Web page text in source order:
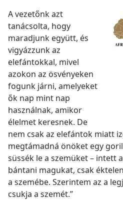
A vezetőnk azt
tanácsolta, hogy
maradjunk együtt, és
vigyázzunk az
elefántokkal, mivel
azokon az ösvényeken
fogunk járni, amelyeket
ők nap mint nap
használnak, amikor
élelmet keresnek. De
nem csak az elefántok miatt
megtámadná önöket egy
süssék le a szemüket – intett
bántani magukat, csak
a szemébe. Szerintem az a
csukja a szemét.”